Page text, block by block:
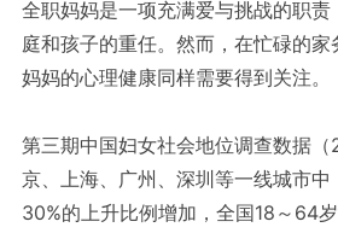
全职妈妈是一项充满爱与挑战的职责
庭和孩子的重任。然而，在忙碌的
妈妈的心理健康同样需要得到关注。
第三期中国妇女社会地位调查数据（
京、上海、广州、深圳等一线城市中
30%的上升比例增加，全国18～64